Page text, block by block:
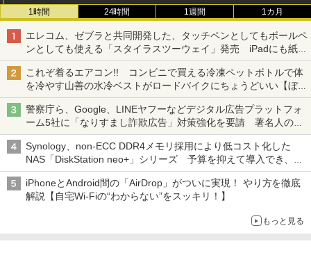
1時間 24時間 1週間 1カ月
エレコム、ゼブラと共同開発した、タッチペンとしてもボールペ
ンとしても使える「スタイラスツーウェイ」発売 iPadにも紙に
も、持ち替えずに書き込める
これぞ着るエアコン!! コンビニで買える冷凍ペットボトルで体
を冷やす山善の水冷ベストがロードバイクにちょうどいい【ぼっ
ち・ざ・ろーど！その14】【空いた時間でなにしてる？】
警察庁ら、Google、LINEヤフーなどデジタル広告プラットフォ
ーム5社に「なりすまし詐欺広告」対策強化を要請 著名人の写
真や映像を使った投資詐欺などへの対策として
Synology、non-ECC DDR4メモリ採用により低コスト化した
NAS「DiskStation neo+」シリーズ 予算を抑えて導入でき、
ECCメモリへのアップグレードも可能
iPhoneとAndroid間の「AirDrop」がついに実現！ やり方を徹底
解説【自宅Wi-Fiの“わからない”をスッキリ！】
もっと見る